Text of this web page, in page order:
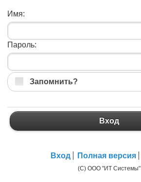
Имя:
Пароль:
Запомнить?
Вход
Вход Полная версия
(C) ООО "ИТ Системы"